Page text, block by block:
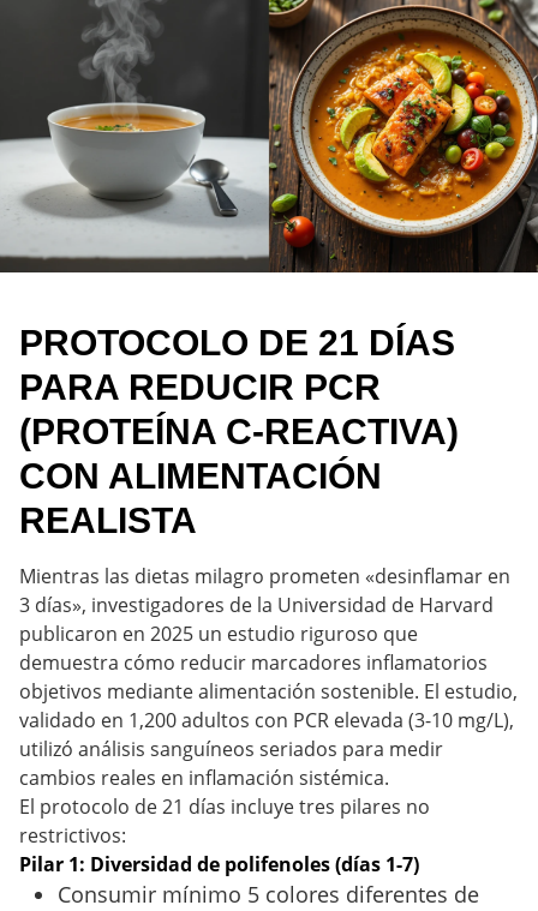
PROTOCOLO DE 21 DÍAS
PARA REDUCIR PCR
(PROTEÍNA C-REACTIVA)
CON ALIMENTACIÓN
REALISTA
Mientras las dietas milagro prometen «desinflamar en
3 días», investigadores de la Universidad de Harvard
publicaron en 2025 un estudio riguroso que
demuestra cómo reducir marcadores inflamatorios
objetivos mediante alimentación sostenible. El estudio,
validado en 1,200 adultos con PCR elevada (3-10 mg/L),
utilizó análisis sanguíneos seriados para medir
cambios reales en inflamación sistémica.
El protocolo de 21 días incluye tres pilares no
restrictivos:
Pilar 1: Diversidad de polifenoles (días 1-7)
Consumir mínimo 5 colores diferentes de